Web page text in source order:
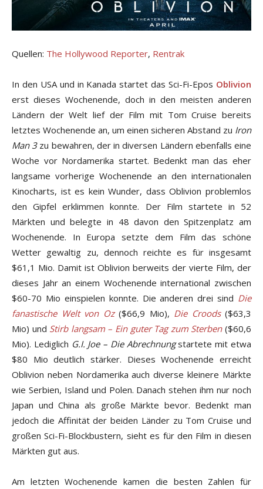
Quellen: The Hollywood Reporter, Rentrak
In den USA und in Kanada startet das Sci-Fi-Epos Oblivion
erst dieses Wochenende, doch in den meisten anderen
Ländern der Welt lief der Film mit Tom Cruise bereits
letztes Wochenende an, um einen sicheren Abstand zu Iron
Man 3zu bewahren, der in diversen Ländern ebenfalls eine
Woche vor Nordamerika startet. Bedenkt man das eher
langsame vorherige Wochenende an den internationalen
Kinocharts, ist es kein Wunder, dass Oblivion problemlos
den Gipfel erklimmen konnte. Der Film startete in 52
Märkten und belegte in 48 davon den Spitzenplatz am
Wochenende. In Europa setzte dem Film das schöne
Wetter gewaltig zu, dennoch reichte es für insgesamt
$61,1 Mio. Damit ist Oblivion berweits der vierte Film, der
dieses Jahr an einem Wochenende international zwischen
$60-70 Mio einspielen konnte. Die anderen drei sind Die
fanastische Welt von Oz($66,9 Mio), Die Croods($63,3
Mio) und Stirb langsam – Ein guter Tag zum Sterben($60,6
Mio). Lediglich G.I. Joe – Die Abrechnungstartete mit etwa
$80 Mio deutlich stärker. Dieses Wochenende erreicht
Oblivion neben Nordamerika auch diverse kleinere Märkte
wie Serbien, Island und Polen. Danach stehen ihm nur noch
Japan und China als große Märkte bevor. Bedenkt man
jedoch die Affinität der beiden Länder zu Tom Cruise und
großen Sci-Fi-Blockbustern, sieht es für den Film in diesen
Märkten gut aus.
Am letzten Wochenende kamen die besten Zahlen für